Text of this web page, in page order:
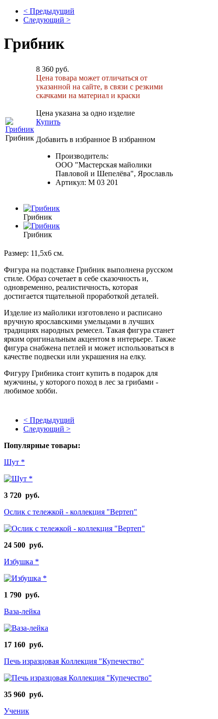
< Предыдущий
Следующий >
Грибник
Грибник
8 360 руб.
Цена товара может отличаться от
указанной на сайте, в связи с резкими
скачками на материал и краски
Цена указана за одно изделие
Купить
Добавить в избранное В избранном
Производитель:
ООО "Мастерская майолики
Павловой и Шепелёва", Ярославль
Артикул: М 03 201
Грибник
Грибник
Размер: 11,5х6 см.
Фигура на подставке Грибник выполнена русском
стиле. Образ сочетает в себе сказочность и,
одновременно, реалистичность, которая
достигается тщательной проработкой деталей.
Изделие из майолики изготовлено и расписано
вручную ярославскими умельцами в лучших
традициях народных ремесел. Такая фигура станет
ярким оригинальным акцентом в интерьере. Также
фигура снабжена петлей и может использоваться в
качестве подвески или украшения на елку.
Фигуру Грибника стоит купить в подарок для
мужчины, у которого поход в лес за грибами -
любимое хобби.
< Предыдущий
Следующий >
Популярные товары:
Шут *
3 720 руб.
Ослик с тележкой - коллекция "Вертеп"
24 500 руб.
Избушка *
1 790 руб.
Ваза-лейка
17 160 руб.
Печь изразцовая Коллекция "Купечество"
35 960 руб.
Ученик